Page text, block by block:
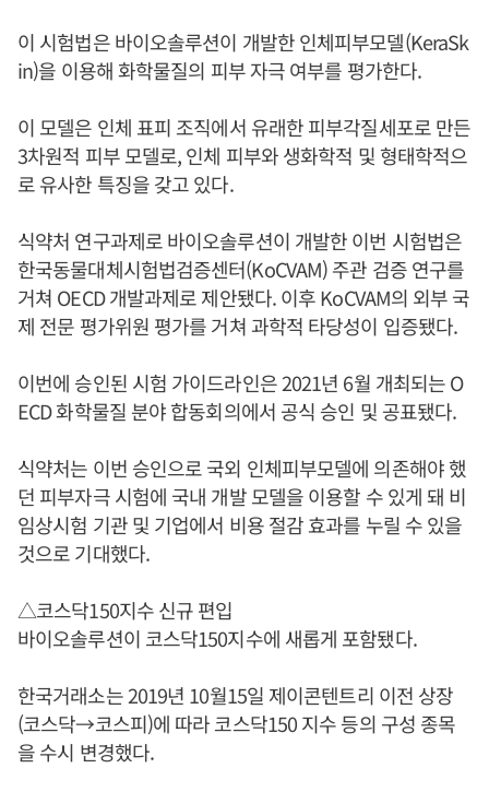
이 시험법은 바이오솔루션이 개발한 인체피부모델(KeraSk
in)을 이용해 화학물질의 피부 자극 여부를 평가한다.
이 모델은 인체 표피 조직에서 유래한 피부각질세포로 만든
3차원적 피부 모델로, 인체 피부와 생화학적 및 형태학적으
로 유사한 특징을 갖고 있다.
식약처 연구과제로 바이오솔루션이 개발한 이번 시험법은
한국동물대체시험법검증센터(KoCVAM) 주관 검증 연구를
거쳐 OECD 개발과제로 제안됐다. 이후 KoCVAM의 외부 국
제 전문 평가위원 평가를 거쳐 과학적 타당성이 입증됐다.
이번에 승인된 시험 가이드라인은 2021년 6월 개최되는 O
ECD 화학물질 분야 합동회의에서 공식 승인 및 공표됐다.
식약처는 이번 승인으로 국외 인체피부모델에 의존해야 했
던 피부자극 시험에 국내 개발 모델을 이용할 수 있게 돼 비
임상시험 기관 및 기업에서 비용 절감 효과를 누릴 수 있을
것으로 기대했다.
△코스닥150지수 신규 편입
바이오솔루션이 코스닥150지수에 새롭게 포함됐다.
한국거래소는 2019년 10월15일 제이콘텐트리 이전 상장
(코스닥→코스피)에 따라 코스닥150 지수 등의 구성 종목
을 수시 변경했다.